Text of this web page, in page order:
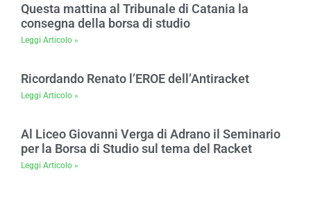
Questa mattina al Tribunale di Catania la
consegna della borsa di studio
Leggi Articolo »
Ricordando Renato l’EROE dell’Antiracket
Leggi Articolo »
Al Liceo Giovanni Verga di Adrano il Seminario
per la Borsa di Studio sul tema del Racket
Leggi Articolo »